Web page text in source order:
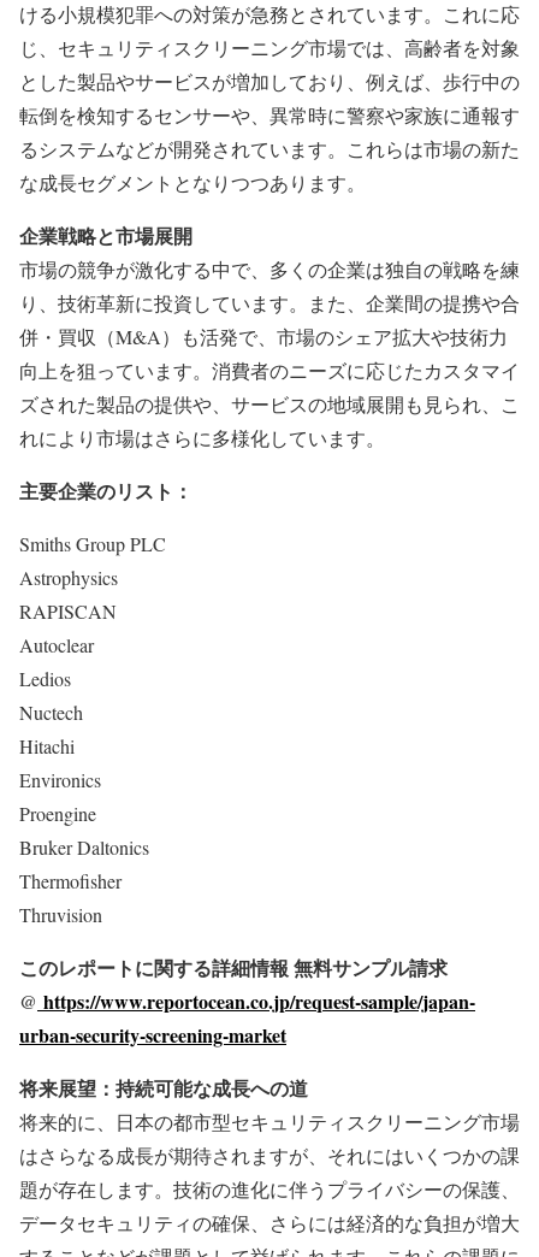
ける小規模犯罪への対策が急務とされています。これに応
じ、セキュリティスクリーニング市場では、高齢者を対象
とした製品やサービスが増加しており、例えば、歩行中の
転倒を検知するセンサーや、異常時に警察や家族に通報す
るシステムなどが開発されています。これらは市場の新た
な成長セグメントとなりつつあります。
企業戦略と市場展開
市場の競争が激化する中で、多くの企業は独自の戦略を練
り、技術革新に投資しています。また、企業間の提携や合
併・買収（M&A）も活発で、市場のシェア拡大や技術力
向上を狙っています。消費者のニーズに応じたカスタマイ
ズされた製品の提供や、サービスの地域展開も見られ、こ
れにより市場はさらに多様化しています。
主要企業のリスト：
Smiths Group PLC
Astrophysics
RAPISCAN
Autoclear
Ledios
Nuctech
Hitachi
Environics
Proengine
Bruker Daltonics
Thermofisher
Thruvision
このレポートに関する詳細情報 無料サンプル請求
@ https://www.reportocean.co.jp/request-sample/japan-
urban-security-screening-market
将来展望：持続可能な成長への道
将来的に、日本の都市型セキュリティスクリーニング市場
はさらなる成長が期待されますが、それにはいくつかの課
題が存在します。技術の進化に伴うプライバシーの保護、
データセキュリティの確保、さらには経済的な負担が増大